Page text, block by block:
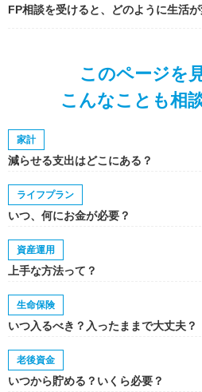
FP相談を受けると、どのように生活
このページを
こんなことも相
家計
減らせる支出はどこにある？
ライフプラン
いつ、何にお金が必要？
資産運用
上手な方法って？
生命保険
いつ入るべき？入ったままで大丈夫？
老後資金
いつから貯める？いくら必要？